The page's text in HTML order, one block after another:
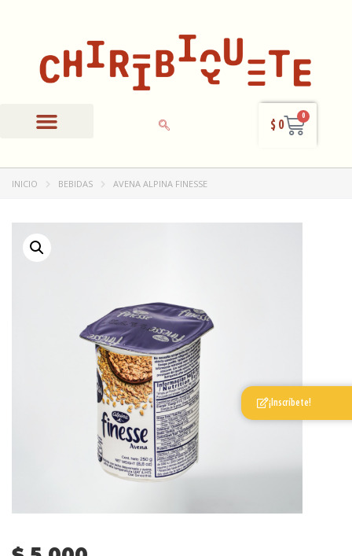
$ 0
0
INICIO BEBIDAS AVENA ALPINA FINESSE
¡Inscríbete!